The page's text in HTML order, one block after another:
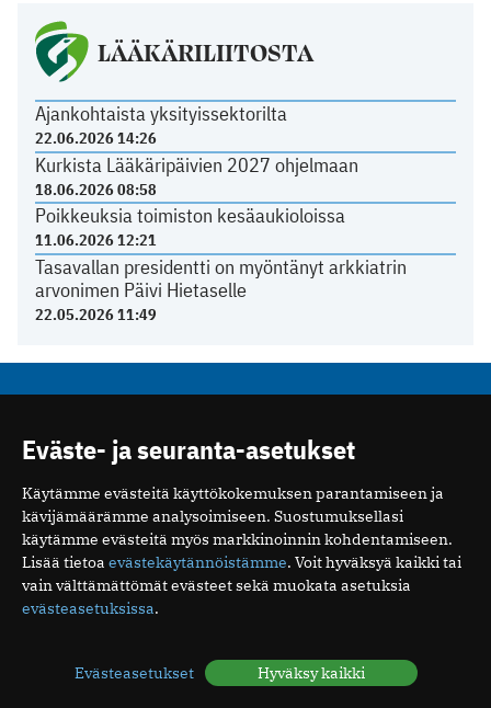
LÄÄKÄRILIITOSTA
Ajankohtaista yksityissektorilta
22.06.2026 14:26
Kurkista Lääkäripäivien 2027 ohjelmaan
18.06.2026 08:58
Poikkeuksia toimiston kesäaukioloissa
11.06.2026 12:21
Tasavallan presidentti on myöntänyt arkkiatrin
arvonimen Päivi Hietaselle
22.05.2026 11:49
Me
Tilaa uutiskirje
Suomen Lääkäriliitto
00510 Helsinki
Eväste- ja seuranta-asetukset
Käytämme evästeitä käyttökokemuksen parantamiseen ja
kävijämäärämme analysoimiseen. Suostumuksellasi
käytämme evästeitä myös markkinoinnin kohdentamiseen.
Lisää tietoa evästekäytännöistämme. Voit hyväksyä kaikki tai
vain välttämättömät evästeet sekä muokata asetuksia
evästeasetuksissa.
Evästeasetukset Hyväksy kaikki